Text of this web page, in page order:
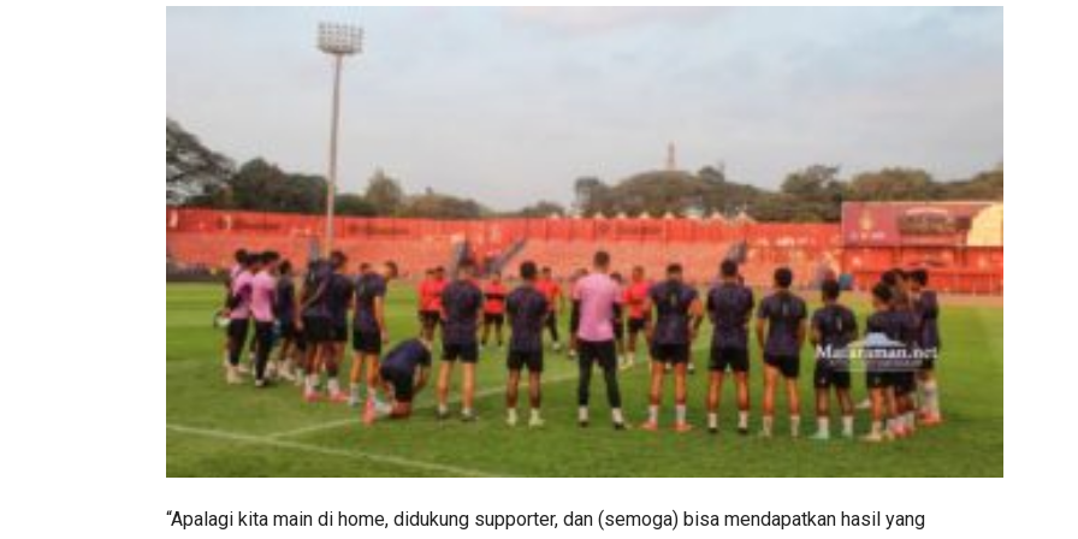
“Apalagi kita main di home, didukung supporter, dan (semoga) bisa mendapatkan hasil yang